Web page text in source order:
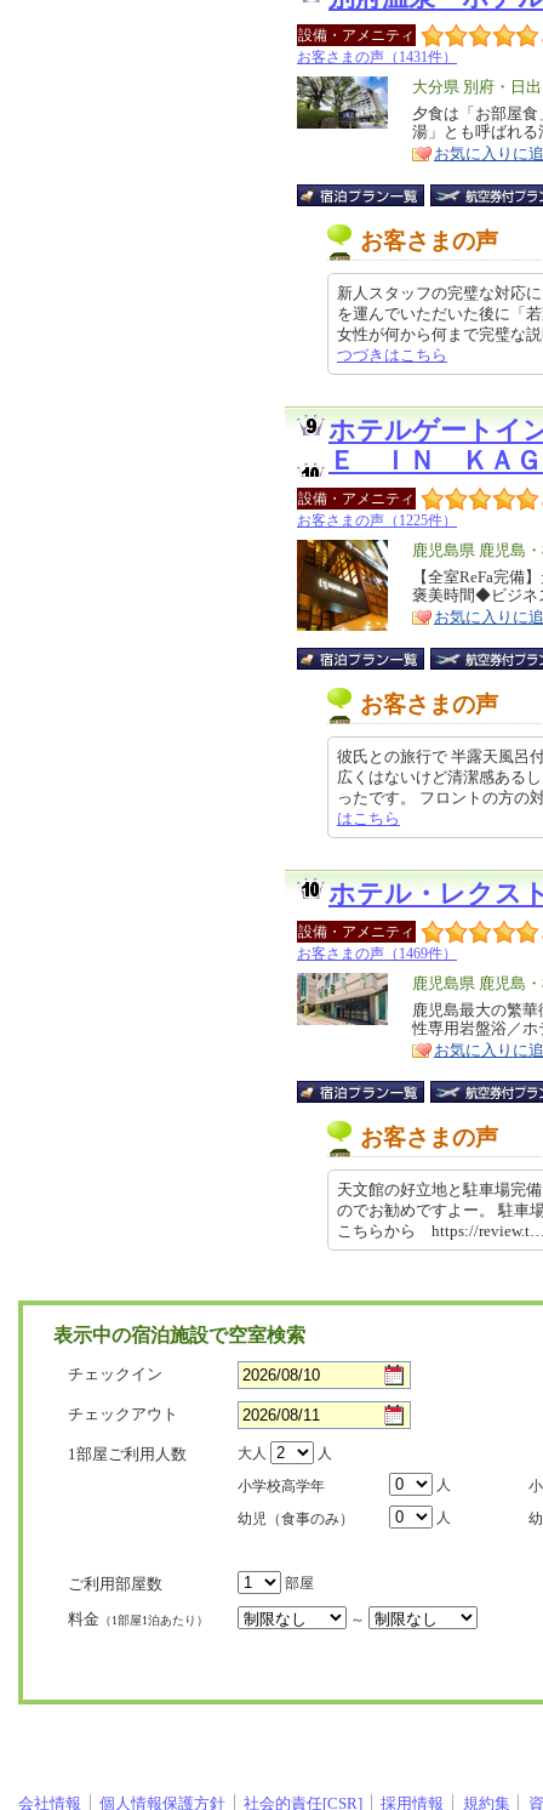
設備・アメニティ
お客さまの声（1431件）
エ
リ
ア
大分県 別府・日出
特
徴
夕食は「お部屋
湯」とも呼ばれ
お気に入りに
お客さまの声
新人スタッフの完璧な対応
を運んでいただいた後に「
女性が何から何まで完璧な
つづきはこちら
ホテルゲートイ
Ｅ ＩＮ ＫＡＧ
設備・アメニティ
お客さまの声（1225件）
エ
リ
ア
鹿児島県 鹿児島
特
徴
【全室ReFa完備
褒美時間◆ビジネ
お気に入りに
お客さまの声
彼氏との旅行で 半露天風呂
広くはないけど清潔感ある
ったです。 フロントの方
はこちら
ホテル・レクス
設備・アメニティ
お客さまの声（1469件）
エ
リ
ア
鹿児島県 鹿児島
特
徴
鹿児島最大の繁
性専用岩盤浴／
お気に入りに
お客さまの声
天文館の好立地と駐車場完
のでお勧めですよー。 駐車
こちらから https://
表示中の宿泊施設で空室検索
チェックイン
チェックアウト
1部屋ご利用人数 大人
人
小学校高学年
人
幼児（食事のみ）
人
ご利用部屋数 部屋
料金 （1部屋1泊あたり） ～
会社情報 個人情報保護方針 社会的責任[CSR] 採用情報 規約集